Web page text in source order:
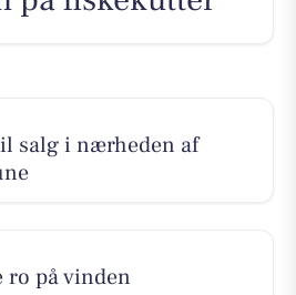
salg i nærheden af
ro på vinden